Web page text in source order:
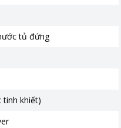
tủ đứng
tinh khiết)